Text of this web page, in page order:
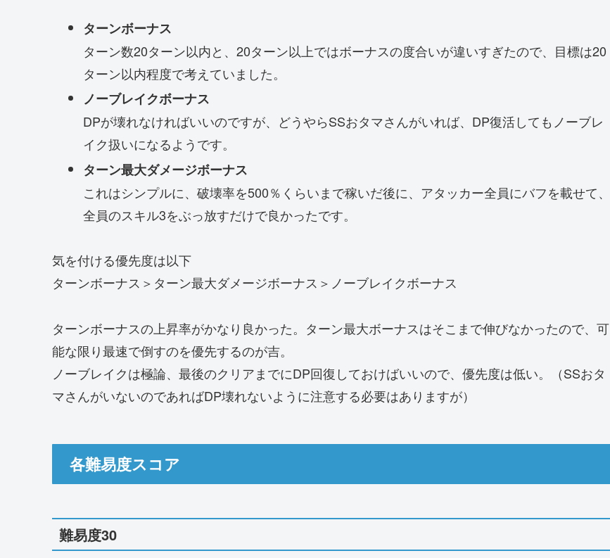
ターンボーナス
ターン数20ターン以内と、20ターン以上ではボーナスの度合いが違いすぎたので、目標は20
ターン以内程度で考えていました。
ノーブレイクボーナス
DPが壊れなければいいのですが、どうやらSSおタマさんがいれば、DP復活してもノーブレ
イク扱いになるようです。
ターン最大ダメージボーナス
これはシンプルに、破壊率を500％くらいまで稼いだ後に、アタッカー全員にバフを載せて、
全員のスキル3をぶっ放すだけで良かったです。
気を付ける優先度は以下
ターンボーナス＞ターン最大ダメージボーナス＞ノーブレイクボーナス
ターンボーナスの上昇率がかなり良かった。ターン最大ボーナスはそこまで伸びなかったので、可
能な限り最速で倒すのを優先するのが吉。
ノーブレイクは極論、最後のクリアまでにDP回復しておけばいいので、優先度は低い。（SSおタ
マさんがいないのであればDP壊れないように注意する必要はありますが）
各難易度スコア
難易度30